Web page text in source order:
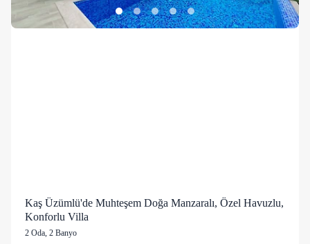
Kaş Üzümlü'de Muhteşem Doğa Manzaralı, Özel Havuzlu,
Konforlu Villa
2 Oda, 2 Banyo